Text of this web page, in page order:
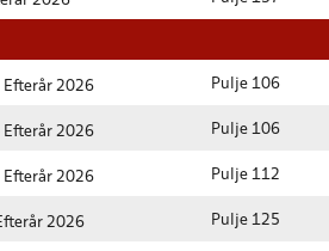
Efterår 2026 Pulje 106
Efterår 2026 Pulje 106
Efterår 2026 Pulje 112
2026 Pulje 125